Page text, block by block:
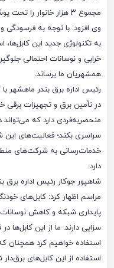
مجموع ۳ هزار خانوار را تحت پوشش قرار خواهد داد.
وی افزود: با توجه به
به تکنولوژی جدید این کابل‌ها،
خرابی و نوسانات احتمالی
همشهریان ما برساند.
رئیس اداره برق بندر ماهشهر
در تأمین برق و تجهیزات برقی
منحصربه‌فردی دارد که
سراسری بکند؛ فعالیت‌های
خدمات‌رسانی به شرکت‌های
دارد.
شاهپور جوکار رئیس اداره برق
مراسم اظهار کرد: کابل‌های
پایداری شبکه و کاهش
استفاده خواهیم کرد همچنان
استفاده از این کابل‌های برق‌دار